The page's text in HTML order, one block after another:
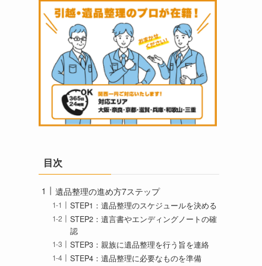
目次
遺品整理の進め方7ステップ
STEP1：遺品整理のスケジュールを決める
STEP2：遺言書やエンディングノートの確
認
STEP3：親族に遺品整理を行う旨を連絡
STEP4：遺品整理に必要なものを準備